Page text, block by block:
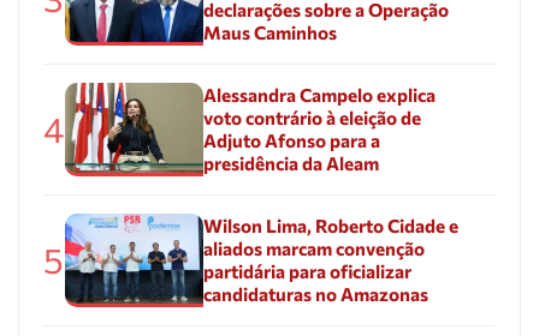
declarações sobre a Operação
Maus Caminhos
4
Alessandra Campelo explica
voto contrário à eleição de
Adjuto Afonso para a
presidência da Aleam
5
Wilson Lima, Roberto Cidade e
aliados marcam convenção
partidária para oficializar
candidaturas no Amazonas